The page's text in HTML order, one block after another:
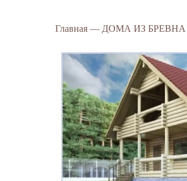
Главная — ДОМА ИЗ БРЕВНА